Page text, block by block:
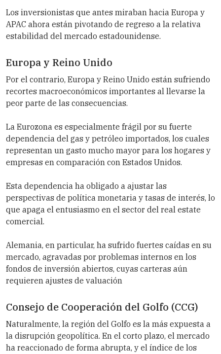
Los inversionistas que antes miraban hacia Europa y
APAC ahora están pivotando de regreso a la relativa
estabilidad del mercado estadounidense.
Europa y Reino Unido
Por el contrario, Europa y Reino Unido están sufriendo
recortes macroeconómicos importantes al llevarse la
peor parte de las consecuencias.
La Eurozona es especialmente frágil por su fuerte
dependencia del gas y petróleo importados, los cuales
representan un gasto mucho mayor para los hogares y
empresas en comparación con Estados Unidos.
Esta dependencia ha obligado a ajustar las
perspectivas de política monetaria y tasas de interés, lo
que apaga el entusiasmo en el sector del real estate
comercial.
Alemania, en particular, ha sufrido fuertes caídas en su
mercado, agravadas por problemas internos en los
fondos de inversión abiertos, cuyas carteras aún
requieren ajustes de valuación
Consejo de Cooperación del Golfo (CCG)
Naturalmente, la región del Golfo es la más expuesta a
la disrupción geopolítica. En el corto plazo, el mercado
ha reaccionado de forma abrupta, y el índice de los